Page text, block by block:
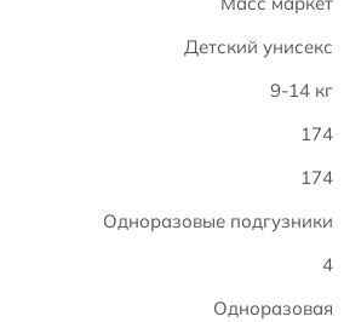
Детский унисекс
9-14 кг
174
174
Одноразовые подгузники
4
Одноразовая